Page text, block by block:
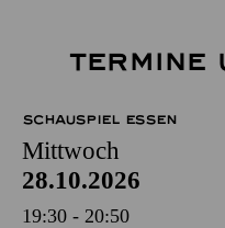
TERMINE
SCHAUSPIEL ESSEN
Mittwoch
28.10.2026
19:30 - 20:50